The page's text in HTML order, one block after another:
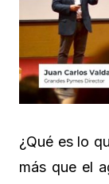
¿Qué es lo
más que el